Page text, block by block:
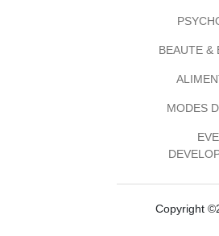
BEAUTE &
MODES
Copyright